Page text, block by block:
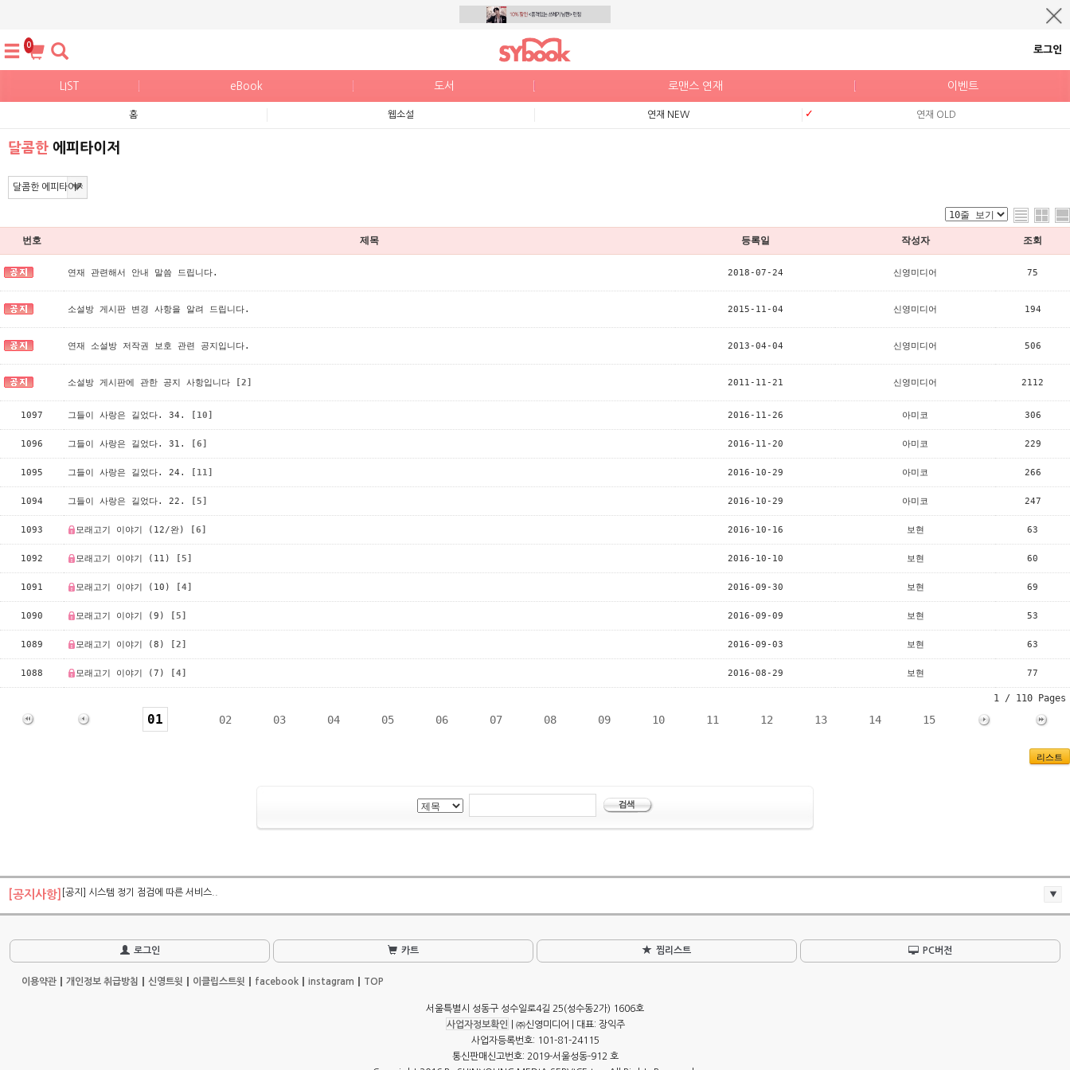
0 로그인
LIST eBook 도서 로맨스 연재 이벤트
홈 웹소설 연재 NEW 연재 OLD
달콤한 에피타이저
번호 제목 등록일 작성자 조회
연재 관련해서 안내 말씀 드립니다. 2018-07-24 신영미디어 75
소설방 게시판 변경 사항을 알려 드립니다. 2015-11-04 신영미디어 194
연재 소설방 저작권 보호 관련 공지입니다. 2013-04-04 신영미디어 506
소설방 게시판에 관한 공지 사항입니다 [2] 2011-11-21 신영미디어 2112
1097 그들이 사랑은 길었다. 34. [10] 2016-11-26 아미코 306
1096 그들이 사랑은 길었다. 31. [6] 2016-11-20 아미코 229
1095 그들이 사랑은 길었다. 24. [11] 2016-10-29 아미코 266
1094 그들이 사랑은 길었다. 22. [5] 2016-10-29 아미코 247
1093 모래고기 이야기 (12/완) [6] 2016-10-16 보현 63
1092 모래고기 이야기 (11) [5] 2016-10-10 보현 60
1091 모래고기 이야기 (10) [4] 2016-09-30 보현 69
1090 모래고기 이야기 (9) [5] 2016-09-09 보현 53
1089 모래고기 이야기 (8) [2] 2016-09-03 보현 63
1088 모래고기 이야기 (7) [4] 2016-08-29 보현 77
1 / 110 Pages
01 02 03 04 05 06 07 08 09 10 11 12 13 14 15
리스트
[공지사항] [공지] 시스템 정기 점검에 따른 서비스..
로그인 카트 찜리스트 PC버전
이용약관 개인정보 취급방침 신영트윗 이클립스트윗 facebook instagram TOP
서울특별시 성동구 성수일로4길 25(성수동2가) 1606호
사업자정보확인
| ㈜신영미디어 | 대표: 장익주
사업자등록번호: 101-81-24115
통신판매신고번호: 2019-서울성동-912 호